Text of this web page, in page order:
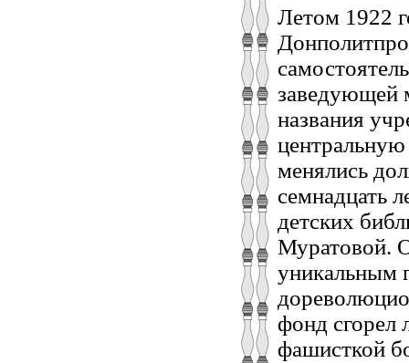
Летом 1922
заведующей
названия
менялись
семнадцать
детских
Муратовой.
уникальным
фонд сгорел
фашисткой